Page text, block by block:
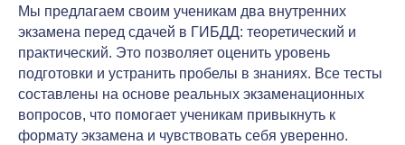
Мы предлагаем своим ученикам два внутренних
экзамена перед сдачей в ГИБДД: теоретический и
практический. Это позволяет оценить уровень
подготовки и устранить пробелы в знаниях. Все тесты
составлены на основе реальных экзаменационных
вопросов, что помогает ученикам привыкнуть к
формату экзамена и чувствовать себя уверенно.